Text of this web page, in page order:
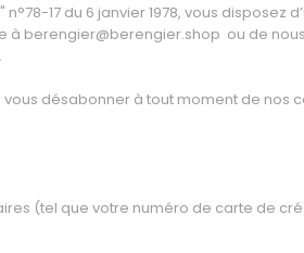
17 du 6 janvier 1978, vous disposez
berengier@berengier.shop ou de
désabonner à tout moment de nos
(tel que votre numéro de carte de